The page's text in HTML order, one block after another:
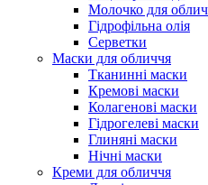
Молочко для
Гідрофільна олія
Серветки
Маски для обличчя
Тканинні маски
Кремові маски
Колагенові маски
Гідрогелеві маски
Глиняні маски
Нічні маски
Креми для обличчя